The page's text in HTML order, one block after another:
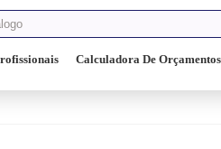
Calculadora De Orçamentos